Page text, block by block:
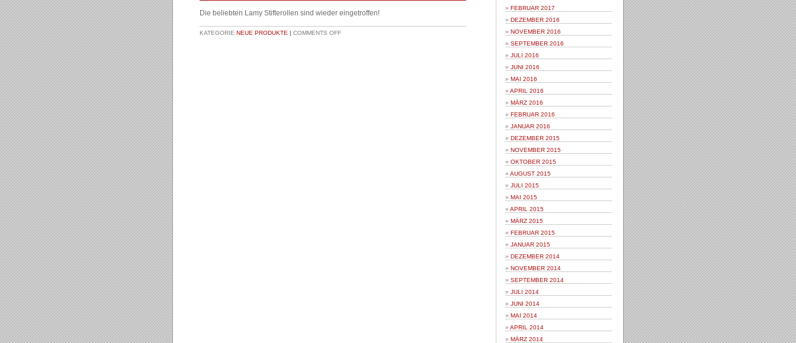
Die beliebten Lamy Stifterollen sind wieder eingetroffen!
KATEGORIE NEUE PRODUKTE | COMMENTS OFF
FEBRUAR 2017
DEZEMBER 2016
NOVEMBER 2016
SEPTEMBER 2016
JULI 2016
JUNI 2016
MAI 2016
APRIL 2016
MÄRZ 2016
FEBRUAR 2016
JANUAR 2016
DEZEMBER 2015
NOVEMBER 2015
OKTOBER 2015
AUGUST 2015
JULI 2015
MAI 2015
APRIL 2015
MÄRZ 2015
FEBRUAR 2015
JANUAR 2015
DEZEMBER 2014
NOVEMBER 2014
SEPTEMBER 2014
JULI 2014
JUNI 2014
MAI 2014
APRIL 2014
MÄRZ 2014